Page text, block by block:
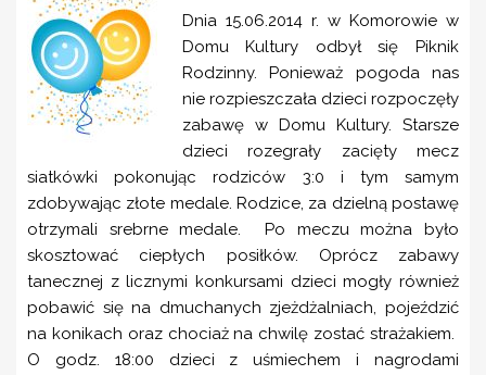
Dnia 15.06.2014 r. w Komorowie w
Domu Kultury odbył się Piknik
Rodzinny. Ponieważ pogoda nas
nie rozpieszczała dzieci rozpoczęły
zabawę w Domu Kultury. Starsze
dzieci rozegrały zacięty mecz
siatkówki pokonując rodziców 3:0 i tym samym
zdobywając złote medale. Rodzice, za dzielną postawę
otrzymali srebrne medale. Po meczu można było
skosztować ciepłych posiłków. Oprócz zabawy
tanecznej z licznymi konkursami dzieci mogły również
pobawić się na dmuchanych zjeżdżalniach, pojeździć
na konikach oraz chociaż na chwilę zostać strażakiem.
O godz. 18:00 dzieci z uśmiechem i nagrodami